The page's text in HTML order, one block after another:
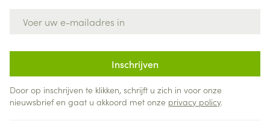
Inschrijven
Door op inschrijven te klikken, schrijft u zich in voor onze
nieuwsbrief en gaat u akkoord met onze privacy policy.